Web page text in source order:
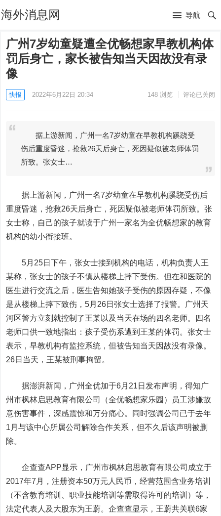
海外消息网 导航
广州7岁幼童疑遭全优畅想家早教机构体
罚后身亡，家长被告知当天因故没有录
像
快报 2022年6月22日 20:34 148浏览 评论已关闭
据上游新闻，广州一名7岁幼童在早教机构蹊跷受
伤后重度昏迷，抢救26天后身亡，死因疑似被老师体罚
所致。张女士…
据上游新闻，广州一名7岁幼童在早教机构蹊跷受伤后
重度昏迷，抢救26天后身亡，死因疑似被老师体罚所致。张
女士称，自己的孩子就读于广州一家名为全优畅想家的教育
机构的幼小衔接班。
5月25日下午，张女士接到机构的电话，机构负责人王
某称，张女士的孩子不慎从楼梯上摔下受伤。但在和医院的
医生进行交流之后，医生告知她孩子受伤的原因存疑，不像
是从楼梯上摔下致伤，5月26日张女士选择了报警。广州天
河区警方立刻就控制了王某以及当天在场的四名老师。四名
老师口供一致地指出：孩子受伤系遭到王某的体罚。张女士
表示，早教机构有监控系统，但被告知当天因故没有录像。
26日当天，王某被刑事拘留。
据澎湃新闻，广州全优加于6月21日发布声明，得知广
州市枫林启思教育有限公司（全优畅想家乐园）员工涉嫌故
意伤害事件，深感震惊和万分痛心。同时强调公司已于去年
1月与该中心所属公司解除合作关系，但不久后该声明被删
除。
企查查APP显示，广州市枫林启思教育有限公司成立于
2017年7月，注册资本50万元人民币，经营范围含业务培训
（不含教育培训、职业技能培训等需取得许可的培训）等，
法定代表人及大股东为王蔚。企查查显示，王蔚共关联6家